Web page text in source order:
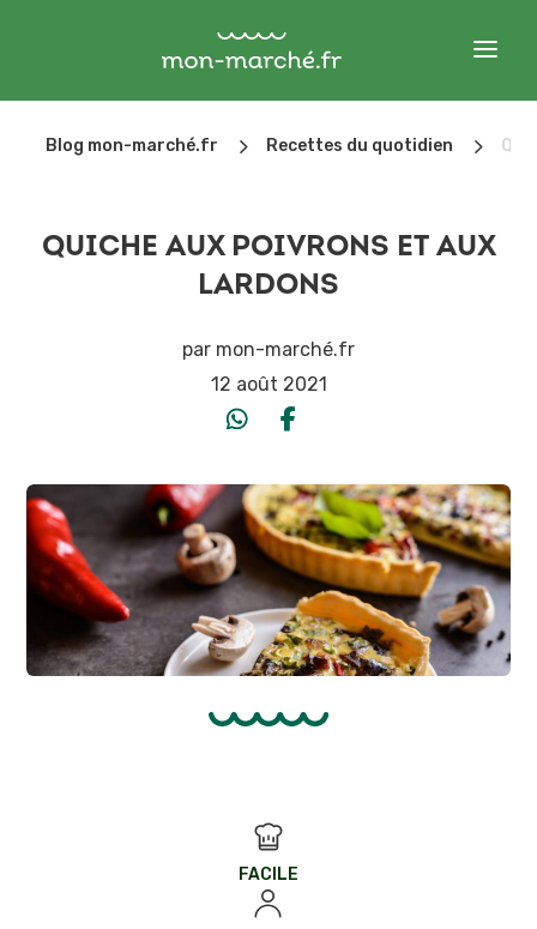
Blog mon-marché.fr 5 Recettes du quotidien 5
QUICHE AUX POIVRONS ET AUX
LARDONS
par mon-marché.fr
12 août 2021
FACILE